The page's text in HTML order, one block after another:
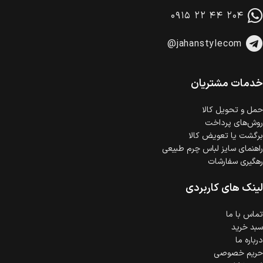
در هنگام خرید محصول، امکان انتخاب پرداخت در محل
وجود دارد.
خرید اقساطی با شرایط آسان و بدون ضامن امکان‌پذیر
است.
گارانتی معتبر برای تمامی محصولات ارائه می‌شود.
۰۹۱۵ ۲۲ ۴۴ ۲۰۴
@jahanstylecom
خدمات مشتریان
حمل‌ و تحویل کالا
روش‌های پرداخت
برگشت یا تعویض کالا
راهنمای سایز لباس چرم طبیعی
رهگیری سفارشات
لینک های کاربردی
تماس با ما
سبد خرید
درباره ما
حریم خصوصی